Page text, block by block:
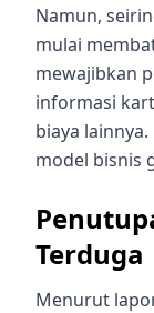
Namun,
mulai
mewajibkan
informasi
biaya
model bisnis
Terduga
Menurut